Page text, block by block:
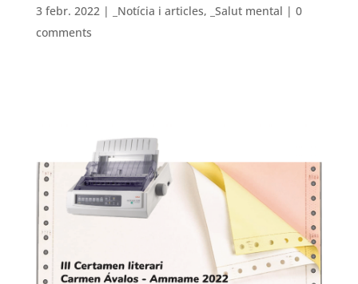
3 febr. 2022| _Notícia i articles, _Salut mental | 0
comments